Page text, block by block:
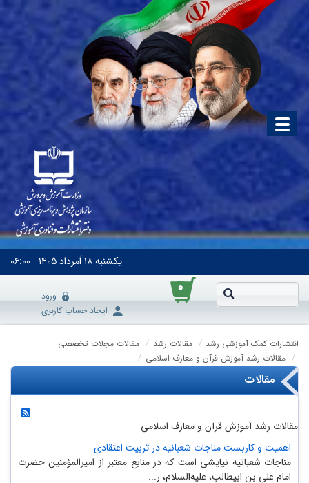
یکشنبه۱۸ اَمرداد ۱۴۰۵ ۰۶:۰۰
۰
ورود
ایجاد حساب کاربری
انتشارات کمک آموزشی رشد مقالات رشد
مقالات مجلات تخصصی
مقالات رشد آموزش قرآن و معارف اسلامی
مقالات
مقالات رشد آموزش قرآن و معارف اسلامی
اهمیت و کاربست مناجات شعبانیه در تربیت اعتقادی
مناجات شعبانیه نیایشی است که در منابع معتبر از امیرالمؤمنین حضرت
امام علی بن ابیطالب، علیه‌السلام، ر...